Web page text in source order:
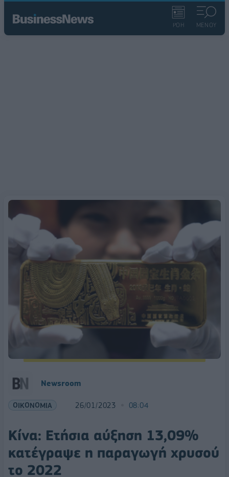
ΡΟΗ ΜΕΝΟΥ
Newsroom
ΟΙΚΟΝΟΜΙΑ 26/01/2023 08:04
Κίνα: Ετήσια αύξηση 13,09%
κατέγραψε η παραγωγή χρυσού
το 2022